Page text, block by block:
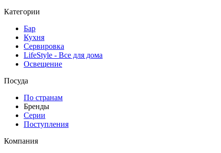
Категории
Бар
Кухня
Сервировка
LifeStyle - Все для дома
Освещение
Посуда
По странам
Бренды
Серии
Поступления
Компания